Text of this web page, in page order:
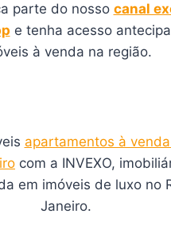
parte do nosso canal
e tenha acesso
à venda na região.
apartamentos à
com a INVEXO,
em imóveis de luxo no
Janeiro.